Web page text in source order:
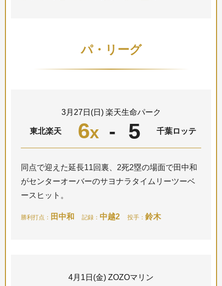
パ・リーグ
3月27日(日) 楽天生命パーク
東北楽天 6x - 5 千葉ロッテ
同点で迎えた延長11回裏、2死2塁の場面で田中和
がセンターオーバーのサヨナラタイムリーツーベ
ースヒット。
勝利打点： 田中和 記録： 中越2 投手： 鈴木
4月1日(金) ZOZOマリン